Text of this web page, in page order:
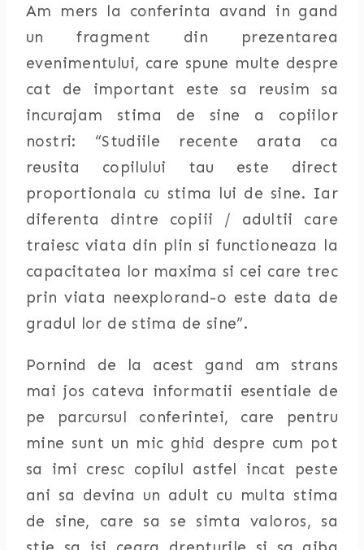
Am mers la conferinta avand in gand
un fragment din prezentarea
evenimentului, care spune multe despre
cat de important este sa reusim sa
incurajam stima de sine a copiilor
nostri: “Studiile recente arata ca
reusita copilului tau este direct
proportionala cu stima lui de sine. Iar
diferenta dintre copiii / adultii care
traiesc viata din plin si functioneaza la
capacitatea lor maxima si cei care trec
prin viata neexplorand-o este data de
gradul lor de stima de sine”.
Pornind de la acest gand am strans
mai jos cateva informatii esentiale de
pe parcursul conferintei, care pentru
mine sunt un mic ghid despre cum pot
sa imi cresc copilul astfel incat peste
ani sa devina un adult cu multa stima
de sine, care sa se simta valoros, sa